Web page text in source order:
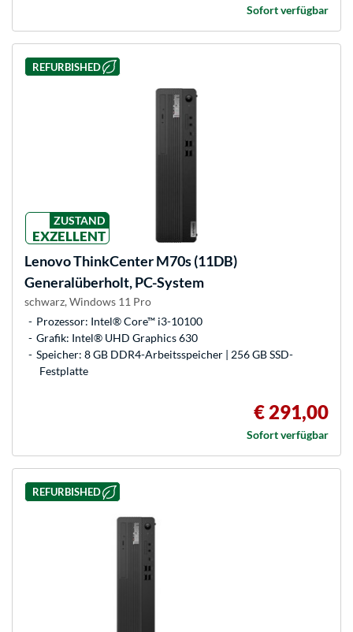
Sofort verfügbar
REFURBISHED
ZUSTAND
EXZELLENT
LenovoThinkCenter M70s (11DB)
Generalüberholt, PC-System
schwarz, Windows 11 Pro
Prozessor: Intel® Core™ i3-10100
Grafik: Intel® UHD Graphics 630
Speicher: 8 GB DDR4-Arbeitsspeicher | 256 GB SSD-
Festplatte
€ 291,00
Sofort verfügbar
REFURBISHED